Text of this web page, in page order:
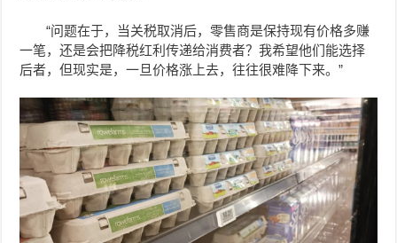
“问题在于，当关税取消后，零售商是保持现有价格多赚
一笔，还是会把降税红利传递给消费者？我希望他们能选择
后者，但现实是，一旦价格涨上去，往往很难降下来。”